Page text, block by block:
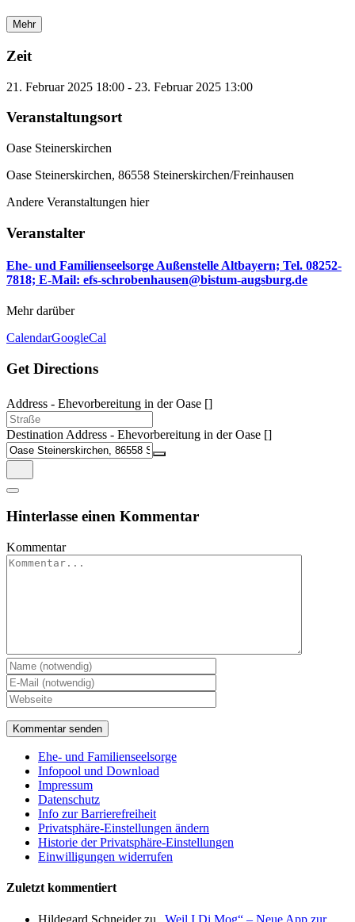
Mehr
Zeit
21. Februar 2025 18:00 - 23. Februar 2025 13:00
Veranstaltungsort
Oase Steinerskirchen
Oase Steinerskirchen, 86558 Steinerskirchen/Freinhausen
Andere Veranstaltungen hier
Veranstalter
Ehe- und Familienseelsorge Außenstelle Altbayern; Tel. 08252-
7818; E-Mail: efs-schrobenhausen@bistum-augsburg.de
Mehr darüber
CalendarGoogleCal
Get Directions
Address - Ehevorbereitung in der Oase []
Destination Address - Ehevorbereitung in der Oase []
Hinterlasse einen Kommentar
Kommentar
Ehe- und Familienseelsorge
Infopool und Download
Impressum
Datenschutz
Info zur Barrierefreiheit
Privatsphäre-Einstellungen ändern
Historie der Privatsphäre-Einstellungen
Einwilligungen widerrufen
Zuletzt kommentiert
Hildegard Schneiderzu „Weil I Di Mog“ – Neue App zur